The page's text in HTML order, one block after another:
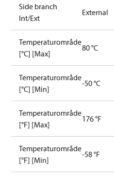
Side branch
Int/Ext
External
Temperaturområde
[°C] [Max]
80 °C
Temperaturområde
[°C] [Min]
-50 °C
Temperaturområde
[°F] [Max]
176 °F
Temperaturområde
[°F] [Min]
-58 °F